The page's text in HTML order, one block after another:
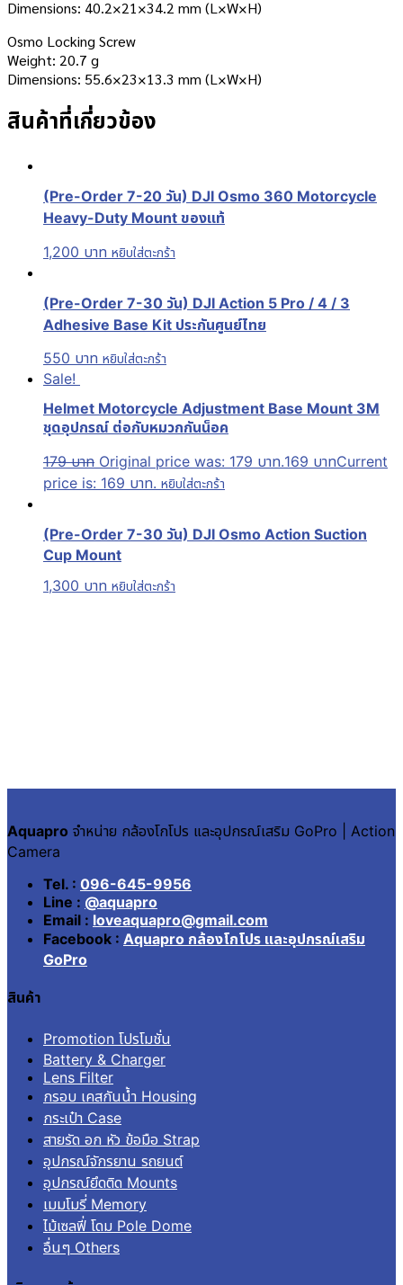
Dimensions: 40.2×21×34.2 mm (L×W×H)
Osmo Locking Screw
Weight: 20.7 g
Dimensions: 55.6×23×13.3 mm (L×W×H)
สินค้าที่เกี่ยวข้อง
(Pre-Order 7-20 วัน) DJI Osmo 360 Motorcycle
Heavy-Duty Mount ของแท้
1,200 บาท หยิบใส่ตะกร้า
(Pre-Order 7-30 วัน) DJI Action 5 Pro / 4 / 3
Adhesive Base Kit ประกันศูนย์ไทย
550 บาท หยิบใส่ตะกร้า
Sale!
Helmet Motorcycle Adjustment Base Mount 3M
ชุดอุปกรณ์ ต่อกับหมวกกันน็อค
179บาท Original price was: 179 บาท.169 บาทCurrent
price is: 169 บาท. หยิบใส่ตะกร้า
(Pre-Order 7-30 วัน) DJI Osmo Action Suction
Cup Mount
1,300 บาท หยิบใส่ตะกร้า
Aquapro จำหน่าย กล้องโกโปร และอุปกรณ์เสริม GoPro | Action
Camera
Tel. : 096-645-9956
Line : @aquapro
Email : loveaquapro@gmail.com
Facebook : Aquapro กล้องโกโปร และอุปกรณ์เสริม
GoPro
สินค้า
Promotion โปรโมชั่น
Battery & Charger
Lens Filter
กรอบ เคสกันน้ำ Housing
กระเป๋า Case
สายรัด อก หัว ข้อมือ Strap
อุปกรณ์จักรยาน รถยนต์
อุปกรณ์ยึดติด Mounts
เมมโมรี่ Memory
ไม้เซลฟี่ โดม Pole Dome
อื่นๆ Others